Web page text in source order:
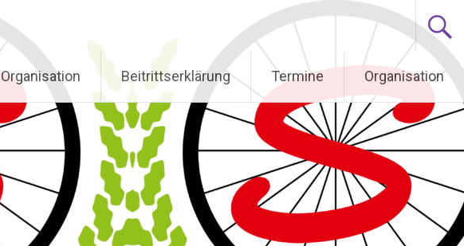
Organisation Beitrittserklärung Termine Organisation